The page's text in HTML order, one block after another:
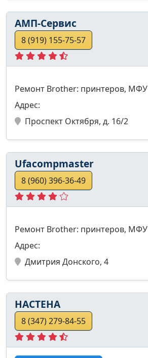
АМП-Сервис
8 (919) 155-75-57
Ремонт Brother: принтеров, МФУ
Адрес:
Проспект Октября, д. 16/2
Ufacompmaster
8 (960) 396-36-49
Ремонт Brother: принтеров, МФУ
Адрес:
Дмитрия Донского, 4
НАСТЕНА
8 (347) 279-84-55